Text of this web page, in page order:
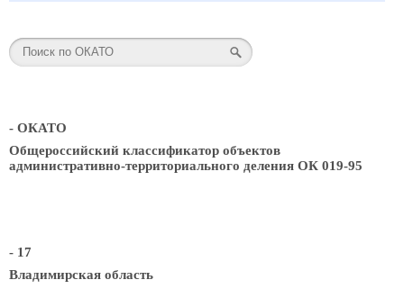
- ОКАТО
Общероссийский классификатор объектов
административно-территориального деления ОК 019-95
- 17
Владимирская область